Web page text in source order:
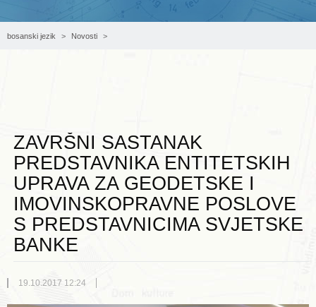
bosanski jezik Novosti
ZAVRŠNI SASTANAK
PREDSTAVNIKA ENTITETSKIH
UPRAVA ZA GEODETSKE I
IMOVINSKOPRAVNE POSLOVE
S PREDSTAVNICIMA SVJETSKE
BANKE
19.10.2017 12:24